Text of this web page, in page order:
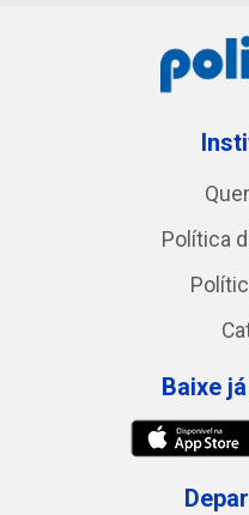
Política
Baixe